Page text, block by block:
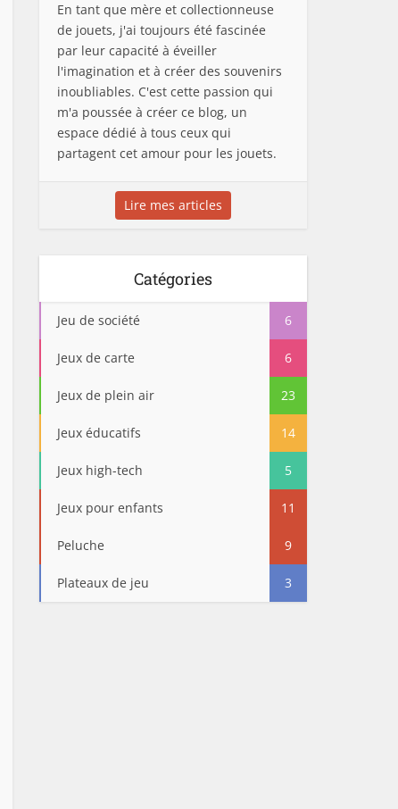
En tant que mère et collectionneuse
de jouets, j'ai toujours été fascinée
par leur capacité à éveiller
l'imagination et à créer des souvenirs
inoubliables. C'est cette passion qui
m'a poussée à créer ce blog, un
espace dédié à tous ceux qui
partagent cet amour pour les jouets.
Lire mes articles
Catégories
Jeu de société 6
Jeux de carte 6
Jeux de plein air 23
Jeux éducatifs 14
Jeux high-tech 5
Jeux pour enfants 11
Peluche 9
Plateaux de jeu 3